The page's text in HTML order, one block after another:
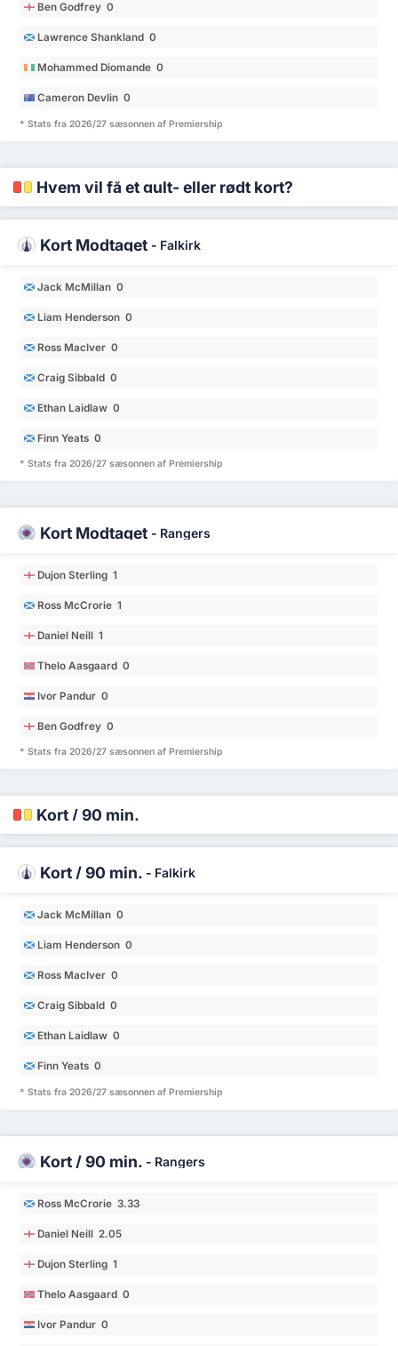
Ben Godfrey 0
Lawrence Shankland 0
Mohammed Diomande 0
Cameron Devlin 0
* Stats fra 2026/27 sæsonnen af Premiership
Hvem vil få et gult- eller rødt kort?
Kort Modtaget - Falkirk
Jack McMillan 0
Liam Henderson 0
Ross MacIver 0
Craig Sibbald 0
Ethan Laidlaw 0
Finn Yeats 0
* Stats fra 2026/27 sæsonnen af Premiership
Kort Modtaget - Rangers
Dujon Sterling 1
Ross McCrorie 1
Daniel Neill 1
Thelo Aasgaard 0
Ivor Pandur 0
Ben Godfrey 0
* Stats fra 2026/27 sæsonnen af Premiership
Kort / 90 min.
Kort / 90 min. - Falkirk
Jack McMillan 0
Liam Henderson 0
Ross MacIver 0
Craig Sibbald 0
Ethan Laidlaw 0
Finn Yeats 0
* Stats fra 2026/27 sæsonnen af Premiership
Kort / 90 min. - Rangers
Ross McCrorie 3.33
Daniel Neill 2.05
Dujon Sterling 1
Thelo Aasgaard 0
Ivor Pandur 0